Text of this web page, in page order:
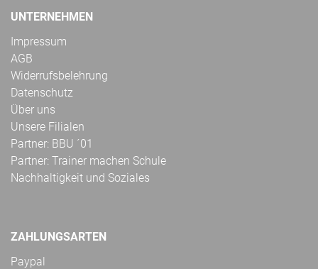
UNTERNEHMEN
Impressum
AGB
Widerrufsbelehrung
Datenschutz
Über uns
Unsere Filialen
Partner: BBU ´01
Partner: Trainer machen Schule
Nachhaltigkeit und Soziales
ZAHLUNGSARTEN
Paypal